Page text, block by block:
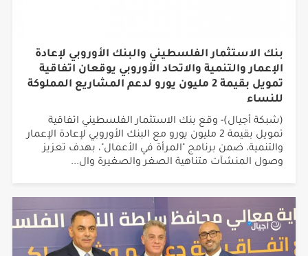
بنك الاستثمار الفلسطيني والبنك الأوروبي لإعادة
الإعمار والتنمية والاتحاد الأوروبي يوقعان اتفاقية
تمويل بقيمة 2 مليون يورو لدعم المشاريع المملوكة
للنساء
(شبكة أجيال)- وقع بنك الاستثمار الفلسطيني اتفاقية
تمويل بقيمة 2 مليون يورو مع البنك الأوروبي لإعادة الإعمار
والتنمية، ضمن برنامج "المرأة في الأعمال"، بهدف تعزيز
وصول المنشآت متناهية الصغر والصغيرة وال...